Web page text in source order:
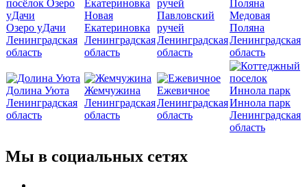
Озеро уДачи
Ленинградская
область
Новая
Екатериновка
Ленинградская
область
Павловский
ручей
Ленинградская
область
Медовая
Поляна
Ленинградская
область
Долина Уюта
Ленинградская
область
Жемчужина
Ленинградская
область
Ежевичное
Ленинградская
область
Иннола парк
Ленинградская
область
Мы в социальных сетях